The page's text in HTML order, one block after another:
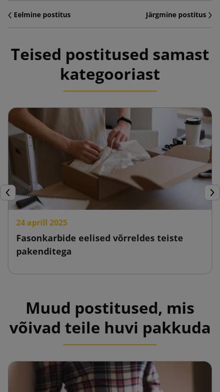
Eelmine postitus Järgmine postitus
Teised postitused samast
kategooriast
Eelmine
24 aprill 2025
Fasonkarbide eelised võrreldes teiste
pakenditega
Muud postitused, mis
võivad teile huvi pakkuda